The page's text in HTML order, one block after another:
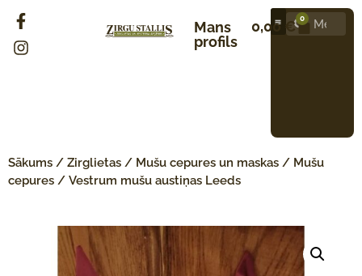
Mans
profils
0,00 € 0
Sākums / Zirglietas / Mušu cepures un maskas / Mušu
cepures / Vestrum mušu austiņas Leeds